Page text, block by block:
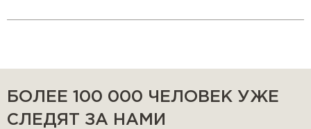
БОЛЕЕ 100 000 ЧЕЛОВЕК УЖЕ
СЛЕДЯТ ЗА НАМИ